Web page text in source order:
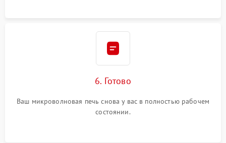
6. Готово
Ваш микроволновая печь снова у вас в полностью рабочем
состоянии.